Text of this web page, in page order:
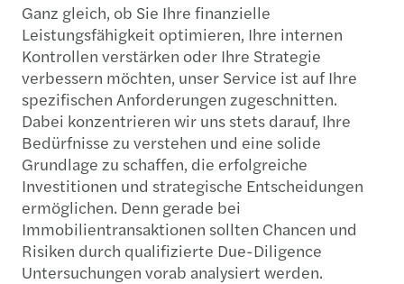
Ganz gleich, ob Sie Ihre finanzielle
Leistungsfähigkeit optimieren, Ihre internen
Kontrollen verstärken oder Ihre Strategie
verbessern möchten, unser Service ist auf Ihre
spezifischen Anforderungen zugeschnitten.
Dabei konzentrieren wir uns stets darauf, Ihre
Bedürfnisse zu verstehen und eine solide
Grundlage zu schaffen, die erfolgreiche
Investitionen und strategische Entscheidungen
ermöglichen. Denn gerade bei
Immobilientransaktionen sollten Chancen und
Risiken durch qualifizierte Due-Diligence
Untersuchungen vorab analysiert werden.